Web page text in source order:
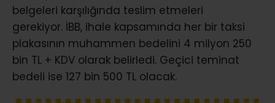
belgeleri karşılığında teslim etmeleri
gerekiyor. İBB, ihale kapsamında her bir taksi
plakasının muhammen bedelini 4 milyon 250
bin TL + KDV olarak belirledi. Geçici teminat
bedeli ise 127 bin 500 TL olacak.